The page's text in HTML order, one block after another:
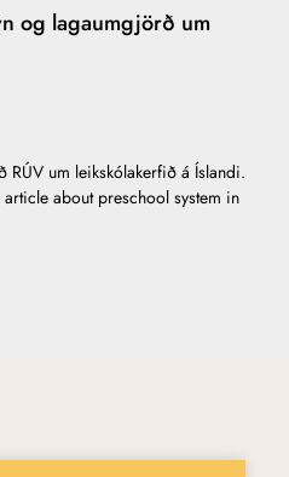
og lagaumgjörð um
um leikskólakerfið á Íslandi.
about preschool system in